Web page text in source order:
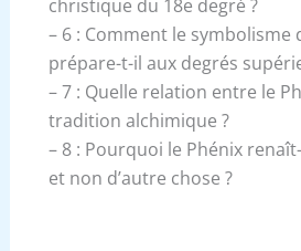
christique du 18e degré ?
– 6 : Comment le symbolisme
prépare-t-il aux degrés
– 7 : Quelle relation entre le
tradition alchimique ?
– 8 : Pourquoi le Phénix
et non d’autre chose ?